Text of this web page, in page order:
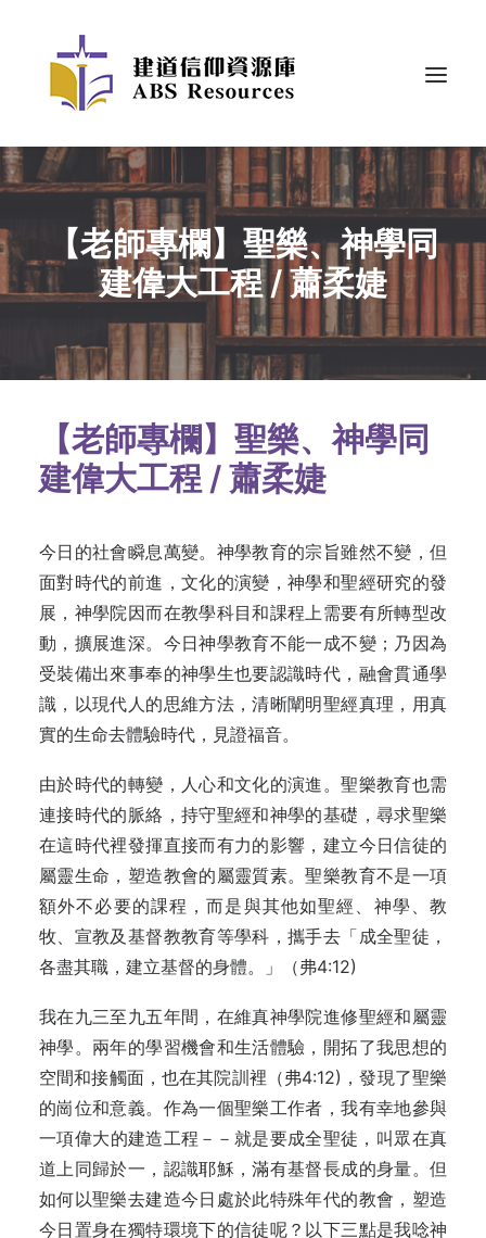
【老師專欄】聖樂、神學同
建偉大工程 / 蕭柔婕
【老師專欄】聖樂、神學同
建偉大工程 / 蕭柔婕
今日的社會瞬息萬變。神學教育的宗旨雖然不變，但
面對時代的前進，文化的演變，神學和聖經研究的發
展，神學院因而在教學科目和課程上需要有所轉型改
動，擴展進深。今日神學教育不能一成不變；乃因為
受裝備出來事奉的神學生也要認識時代，融會貫通學
識，以現代人的思維方法，清晰闡明聖經真理，用真
實的生命去體驗時代，見證福音。
由於時代的轉變，人心和文化的演進。聖樂教育也需
連接時代的脈絡，持守聖經和神學的基礎，尋求聖樂
在這時代裡發揮直接而有力的影響，建立今日信徒的
屬靈生命，塑造教會的屬靈質素。聖樂教育不是一項
額外不必要的課程，而是與其他如聖經、神學、教
牧、宣教及基督教教育等學科，攜手去「成全聖徒，
各盡其職，建立基督的身體。」（弗4:12)
我在九三至九五年間，在維真神學院進修聖經和屬靈
神學。兩年的學習機會和生活體驗，開拓了我思想的
空間和接觸面，也在其院訓裡（弗4:12)，發現了聖樂
的崗位和意義。作為一個聖樂工作者，我有幸地參與
一項偉大的建造工程－－就是要成全聖徒，叫眾在真
道上同歸於一，認識耶穌，滿有基督長成的身量。但
如何以聖樂去建造今日處於此特殊年代的教會，塑造
今日置身在獨特環境下的信徒呢？以下三點是我唸神